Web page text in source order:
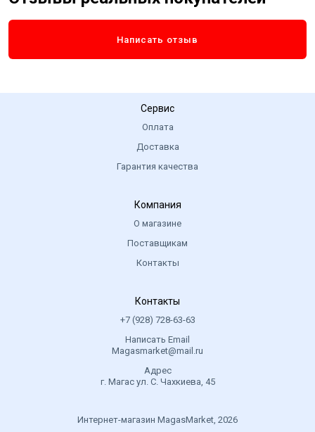
Написать отзыв
Сервис
Оплата
Доставка
Гарантия качества
Компания
О магазине
Поставщикам
Контакты
Контакты
+7 (928) 728-63-63
Написать Email
Magasmarket@mail.ru
Адрес
г. Магас ул. С. Чахкиева, 45
Интернет-магазин MagasMarket, 2026